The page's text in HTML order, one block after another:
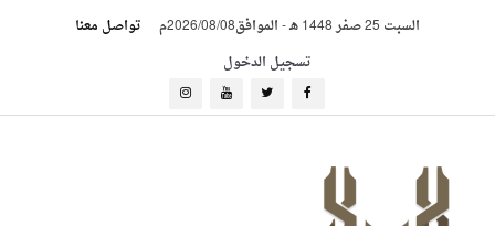
السبت 25 صفر 1448 هـ -الموافق2026/08/08م
تواصل معنا
تسجيل الدخول